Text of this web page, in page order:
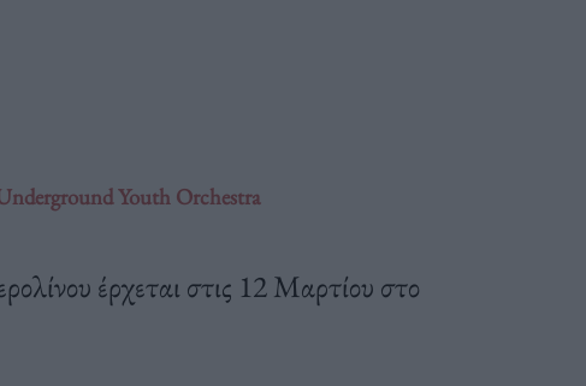
Underground Youth Orchestra
έρχεται στις 12 Μαρτίου στο